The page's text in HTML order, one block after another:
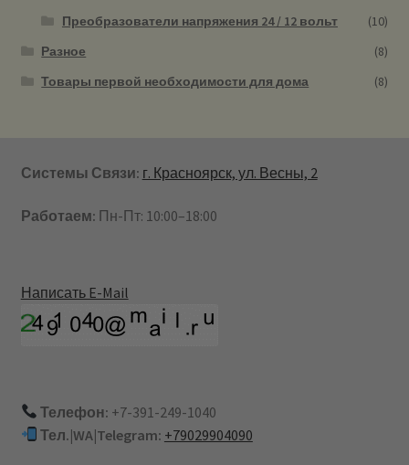
Преобразователи напряжения 24 / 12 вольт
(10)
Разное
(8)
Товары первой необходимости для дома
(8)
Системы Связи: г. Красноярск, ул. Весны, 2
Работаем: Пн-Пт: 10:00–18:00
Написать E-Mail
Телефон: +7-391-249-1040
Тел.|WA|Telegram: +79029904090